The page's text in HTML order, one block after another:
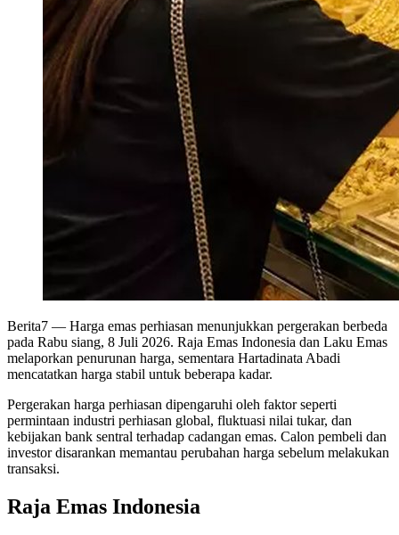
Berita7 — Harga emas perhiasan menunjukkan pergerakan berbeda
pada Rabu siang, 8 Juli 2026. Raja Emas Indonesia dan Laku Emas
melaporkan penurunan harga, sementara Hartadinata Abadi
mencatatkan harga stabil untuk beberapa kadar.
Pergerakan harga perhiasan dipengaruhi oleh faktor seperti
permintaan industri perhiasan global, fluktuasi nilai tukar, dan
kebijakan bank sentral terhadap cadangan emas. Calon pembeli dan
investor disarankan memantau perubahan harga sebelum melakukan
transaksi.
Raja Emas Indonesia